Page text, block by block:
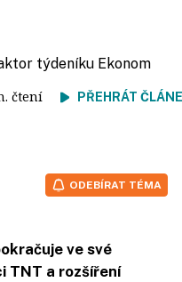
týdeníku Ekonom
čtení PŘEHRÁT
ODEBÍRAT TÉMA
ve své
TNT a rozšíření